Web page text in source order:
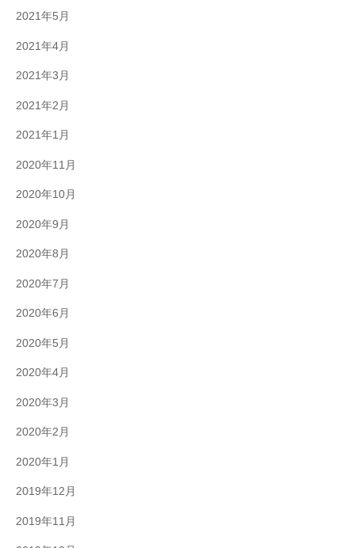
2021年5月
2021年4月
2021年3月
2021年2月
2021年1月
2020年11月
2020年10月
2020年9月
2020年8月
2020年7月
2020年6月
2020年5月
2020年4月
2020年3月
2020年2月
2020年1月
2019年12月
2019年11月